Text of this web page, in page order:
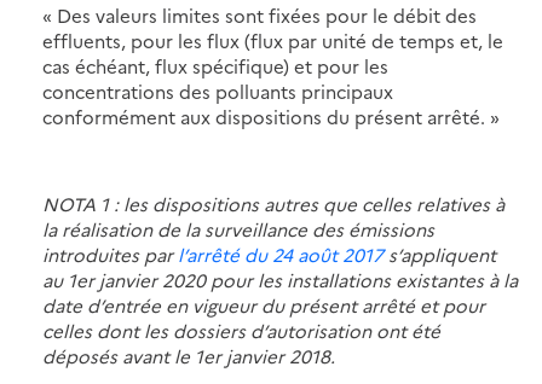
« Des valeurs limites sont fixées pour le débit des
effluents, pour les flux (flux par unité de temps et, le
cas échéant, flux spécifique) et pour les
concentrations des polluants principaux
conformément aux dispositions du présent arrêté. »
NOTA 1 : les dispositions autres que celles relatives à
la réalisation de la surveillance des émissions
introduites parl’arrêté du 24 août 2017s’appliquent
au 1er janvier 2020 pour les installations existantes à la
date d’entrée en vigueur du présent arrêté et pour
celles dont les dossiers d’autorisation ont été
déposés avant le 1er janvier 2018.